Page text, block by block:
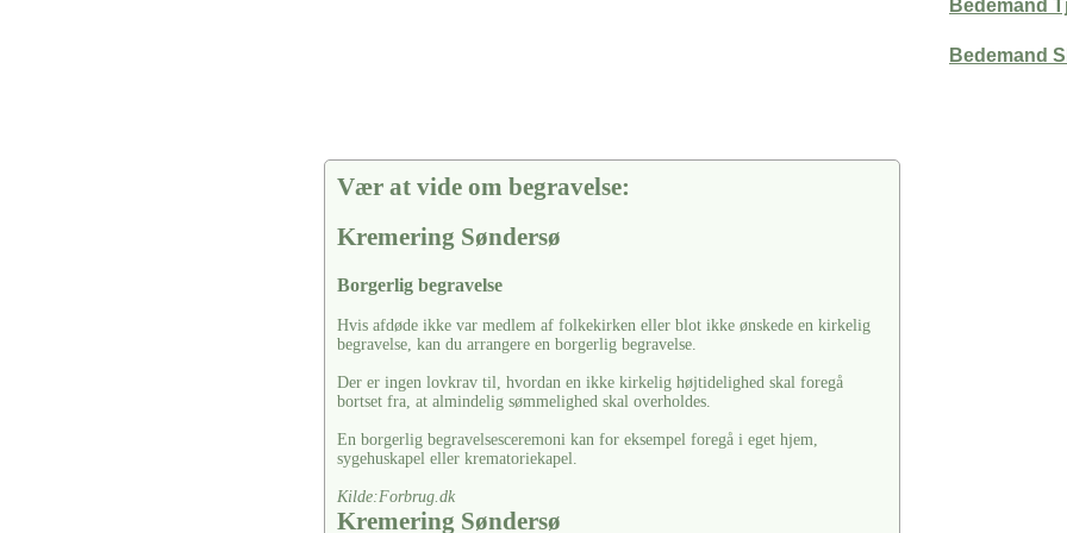
Vær at vide om begravelse:
Kremering Søndersø
Borgerlig begravelse
Hvis afdøde ikke var medlem af folkekirken eller blot ikke ønskede en kirkelig
begravelse, kan du arrangere en borgerlig begravelse.
Der er ingen lovkrav til, hvordan en ikke kirkelig højtidelighed skal foregå
bortset fra, at almindelig sømmelighed skal overholdes.
En borgerlig begravelsesceremoni kan for eksempel foregå i eget hjem,
sygehuskapel eller krematoriekapel.
Kilde:Forbrug.dk
Kremering Søndersø
Bedemand
Bedemand